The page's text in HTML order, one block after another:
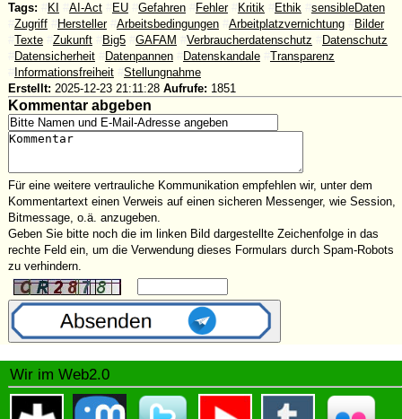
Tags:
KI AI-Act EU Gefahren Fehler Kritik Ethik
sensibleDaten
Zugriff Hersteller Arbeitsbedingungen Arbeitplatzvernichtung
Bilder
Texte Zukunft Big5 GAFAM Verbraucherdatenschutz
Datenschutz
Datensicherheit Datenpannen Datenskandale
Transparenz
Informationsfreiheit
Stellungnahme
Erstellt: 2025-12-23 21:11:28 Aufrufe: 1851
Kommentar abgeben
Für eine weitere vertrauliche Kommunikation empfehlen wir, unter dem
Kommentartext einen Verweis auf einen sicheren Messenger, wie Session,
Bitmessage, o.ä. anzugeben.
Geben Sie bitte noch die im linken Bild dargestellte Zeichenfolge in das
rechte Feld ein, um die Verwendung dieses Formulars durch Spam-Robots
zu verhindern.
Wir im Web2.0